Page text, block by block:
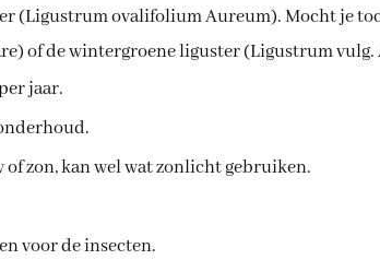
(Ligustrum ovalifolium Aureum). Mocht je
of de wintergroene liguster (Ligustrum
jaar.
zon, kan wel wat zonlicht gebruiken.
voor de insecten.